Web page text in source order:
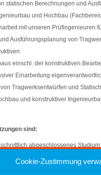
Cookie-Zustimmung
statischen Berechnungen und
und Hochbau
mit unseren Prüfingenieuren
Ausführungsplanung von
einschl. der konstruktiven
Einarbeitung
Tragwerksentwürfen und
und konstruktiver
sind:
abgeschlossenes
(Dr.-Ing. / Master / Diplom)